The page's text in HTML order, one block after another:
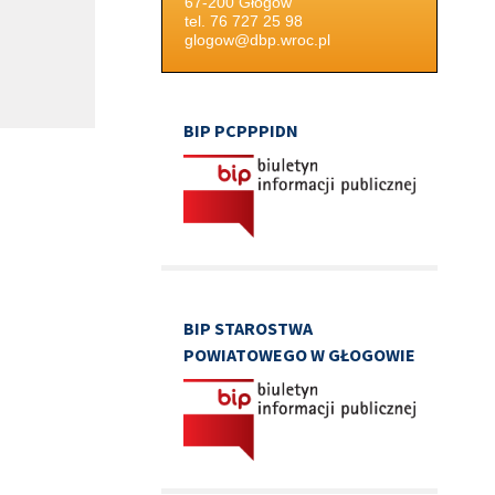
tel. 76 727 25 98
glogow@dbp.wroc.pl
BIP PCPPPIDN
BIP STAROSTWA
POWIATOWEGO W GŁOGOWIE